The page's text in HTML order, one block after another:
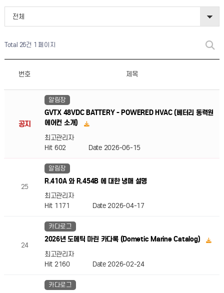
전체
Total 26건 1 페이지
번호 제목
공지
알림장
GVTX 48VDC BATTERY - POWERED HVAC (베터리 동력원
에어컨 소개)
최고관리자
Hit 602 Date 2026-06-15
25
알림장
R.410A 와 R.454B 에 대한 냉매 설명
최고관리자
Hit 1171 Date 2026-04-17
24
카다로그
2026년 도메틱 마린 카다록 (Dometic Marine Catalog)
최고관리자
Hit 2160 Date 2026-02-24
카다로그